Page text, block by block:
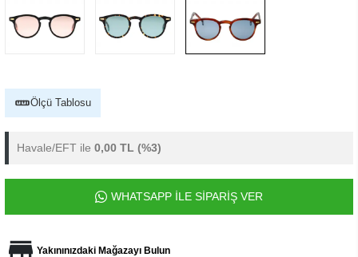
Ölçü Tablosu
Havale/EFT ile 0,00 TL (%3)
WHATSAPP İLE SİPARİŞ VER
Yakınınızdaki Mağazayı Bulun